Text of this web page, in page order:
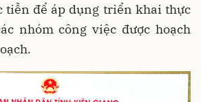
tiễn để áp dụng triển khai thực
nhóm công việc được hoạch